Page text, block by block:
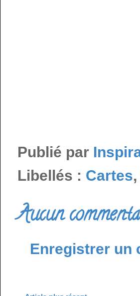
Publié par
Libellés : Cartes,
Aucun
Enregistrer un